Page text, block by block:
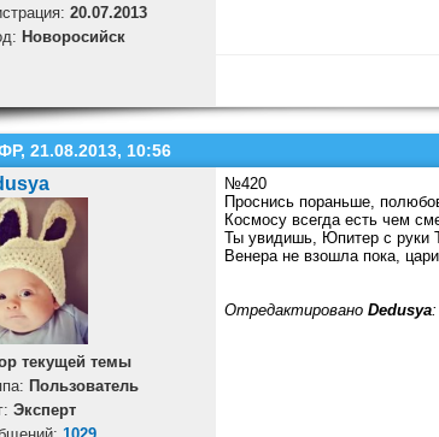
20.07.2013
Новоросийск
21.08.2013, 10:56
текущей темы
Пользователь
Эксперт
№420
Проснись пораньше,
Космосу всегда есть чем
Ты увидишь, Юпитер с руки
Венера не взошла пока,
Отредактировано Dedusya: